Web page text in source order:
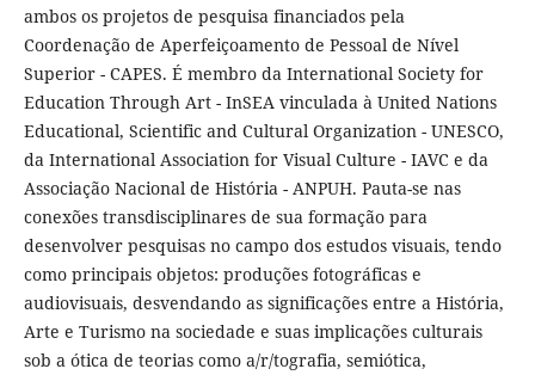
ambos os projetos de pesquisa financiados pela
Coordenação de Aperfeiçoamento de Pessoal de Ní­vel
Superior - CAPES. É membro da International Society for
Education Through Art - InSEA vinculada à United Nations
Educational, Scientific and Cultural Organization - UNESCO,
da International Association for Visual Culture - IAVC e da
Associação Nacional de História - ANPUH. Pauta-se nas
conexões transdisciplinares de sua formação para
desenvolver pesquisas no campo dos estudos visuais, tendo
como principais objetos: produções fotográficas e
audiovisuais, desvendando as significações entre a História,
Arte e Turismo na sociedade e suas implicações culturais
sob a ótica de teorias como a/r/tografia, semiótica,